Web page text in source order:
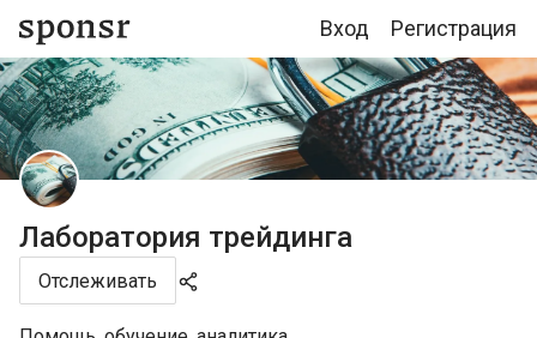
Вход Регистрация
Лаборатория трейдинга
Отслеживать